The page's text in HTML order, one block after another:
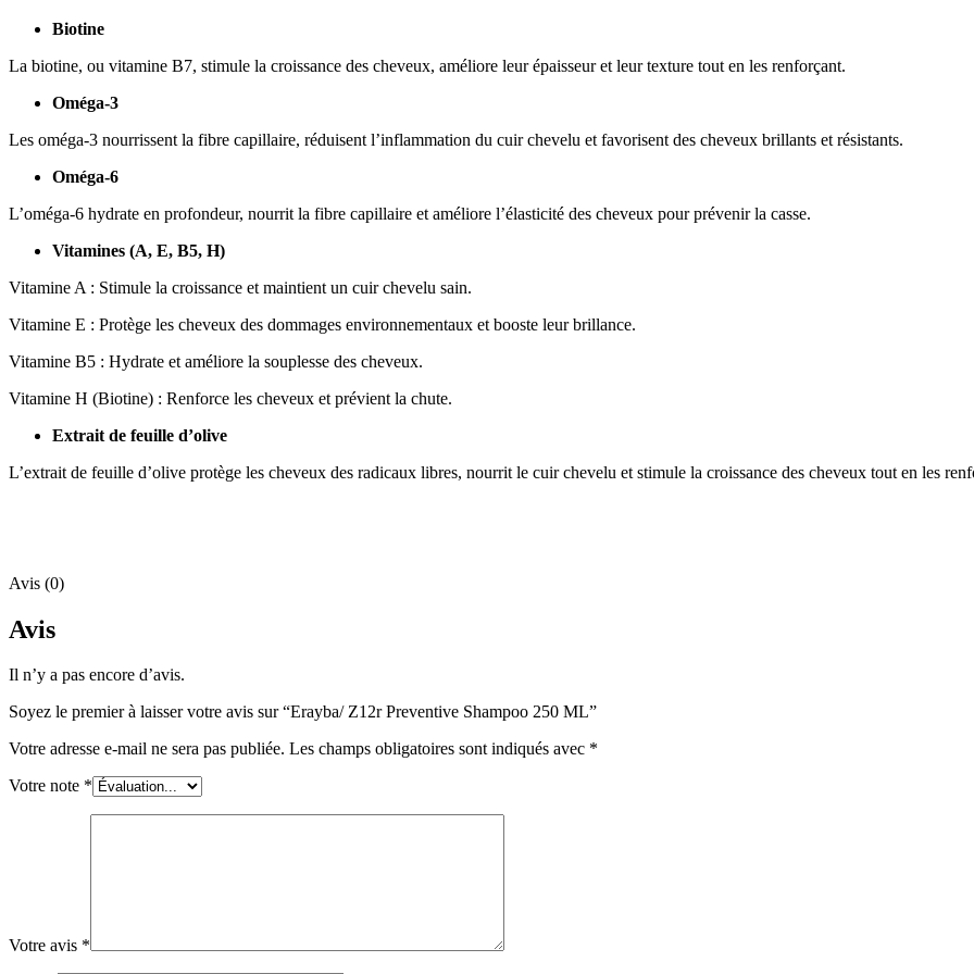
Biotine
La biotine, ou vitamine B7, stimule la croissance des cheveux, améliore leur épaisseur et leur texture tout en les renforçant.
Oméga-3
Les oméga-3 nourrissent la fibre capillaire, réduisent l’inflammation du cuir chevelu et favorisent des cheveux brillants et résistants.
Oméga-6
L’oméga-6 hydrate en profondeur, nourrit la fibre capillaire et améliore l’élasticité des cheveux pour prévenir la casse.
Vitamines (A, E, B5, H)
Vitamine A : Stimule la croissance et maintient un cuir chevelu sain.
Vitamine E : Protège les cheveux des dommages environnementaux et booste leur brillance.
Vitamine B5 : Hydrate et améliore la souplesse des cheveux.
Vitamine H (Biotine) : Renforce les cheveux et prévient la chute.
Extrait de feuille d’olive
L’extrait de feuille d’olive protège les cheveux des radicaux libres, nourrit le cuir chevelu et stimule la croissance des cheveux tout en les
Avis (0)
Avis
Il n’y a pas encore d’avis.
Soyez le premier à laisser votre avis sur “Erayba/ Z12r Preventive Shampoo 250 ML”
Votre adresse e-mail ne sera pas publiée. Les champs obligatoires sont indiqués avec *
Votre note *
Votre avis *